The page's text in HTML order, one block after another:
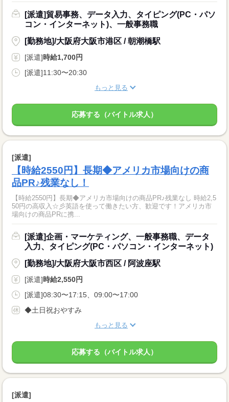
[派遣]貿易事務、データ入力、タイピング(PC・パソ
コン・インターネット)、一般事務職
[勤務地]/大阪府大阪市港区 / 朝潮橋駅
[派遣]時給1,700円
[派遣]11:30〜20:30
もっと見る
応募する（バイトル求人）
[派遣]
【時給2550円】長期◆アメリカ市場向けの商
品PR♪残業なし！
【時給2550円】長期◆アメリカ市場向けの商品PR♪残業なし 時給2,5
50円の高収入☆彡英語を使って働きたい方、歓迎です！アメリカ市
場向けの商品PRに携...
[派遣]企画・マーケティング、一般事務職、データ
入力、タイピング(PC・パソコン・インターネット)
[勤務地]/大阪府大阪市西区 / 阿波座駅
[派遣]時給2,550円
[派遣]08:30〜17:15、09:00〜17:00
◆土日祝おやすみ
もっと見る
応募する（バイトル求人）
[派遣]